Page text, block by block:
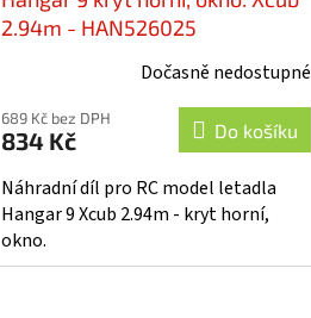
2.94m - HAN526025
Dočasně nedostupné
689 Kč bez DPH
834 Kč Do košíku
Náhradní díl pro RC model letadla
Hangar 9 Xcub 2.94m - kryt horní,
okno.